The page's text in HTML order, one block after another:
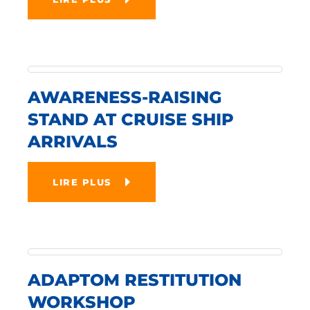
AWARENESS-RAISING
STAND AT CRUISE SHIP
ARRIVALS
LIRE PLUS
ADAPTOM RESTITUTION
WORKSHOP